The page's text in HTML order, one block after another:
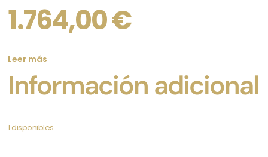
1.764,00€
Leer más
Información adicional
1 disponibles